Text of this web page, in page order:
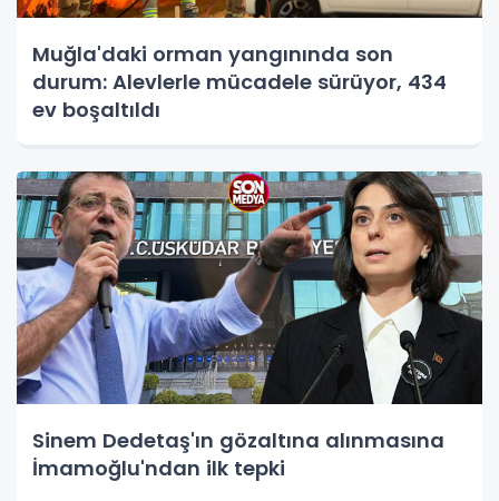
Muğla'daki orman yangınında son
durum: Alevlerle mücadele sürüyor, 434
ev boşaltıldı
Sinem Dedetaş'ın gözaltına alınmasına
İmamoğlu'ndan ilk tepki